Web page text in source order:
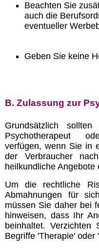
Beachten Sie
auch die
eventueller
Geben Sie keine
B. Zulassung zur
Grundsätzlich
Psychotherapeut
verfügen, wenn Sie in
der Verbraucher
heilkundliche Angebote
Um die rechtliche
Abmahnungen für
müssen Sie daher bei
hinweisen, dass Ihr
beinhaltet.
Begriffe 'Therapie'